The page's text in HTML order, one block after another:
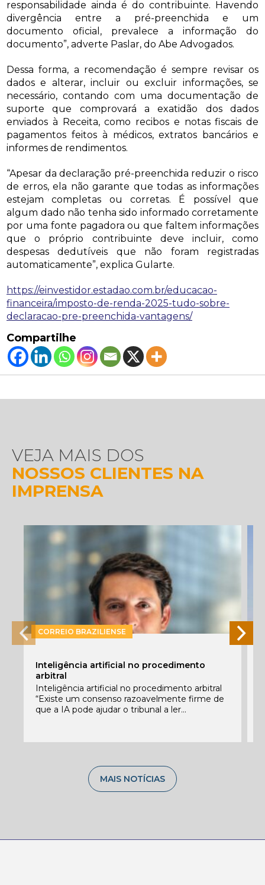
responsabilidade ainda é do contribuinte. Havendo
divergência entre a pré-preenchida e um
documento oficial, prevalece a informação do
documento”, adverte Paslar, do Abe Advogados.
Dessa forma, a recomendação é sempre revisar os
dados e alterar, incluir ou excluir informações, se
necessário, contando com uma documentação de
suporte que comprovará a exatidão dos dados
enviados à Receita, como recibos e notas fiscais de
pagamentos feitos à médicos, extratos bancários e
informes de rendimentos.
“Apesar da declaração pré-preenchida reduzir o risco
de erros, ela não garante que todas as informações
estejam completas ou corretas. É possível que
algum dado não tenha sido informado corretamente
por uma fonte pagadora ou que faltem informações
que o próprio contribuinte deve incluir, como
despesas dedutíveis que não foram registradas
automaticamente”, explica Gularte.
https://einvestidor.estadao.com.br/educacao-
financeira/imposto-de-renda-2025-tudo-sobre-
declaracao-pre-preenchida-vantagens/
Compartilhe
VEJA MAIS DOS
NOSSOS CLIENTES NA
IMPRENSA
CORREIO BRAZILIENSE
Inteligência artificial no procedimento
arbitral
Inteligência artificial no procedimento arbitral
“Existe um consenso razoavelmente firme de
que a IA pode ajudar o tribunal a ler...
MAIS NOTÍCIAS